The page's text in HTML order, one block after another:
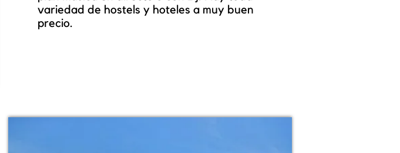
variedad de hostels y hoteles a muy buen
precio.